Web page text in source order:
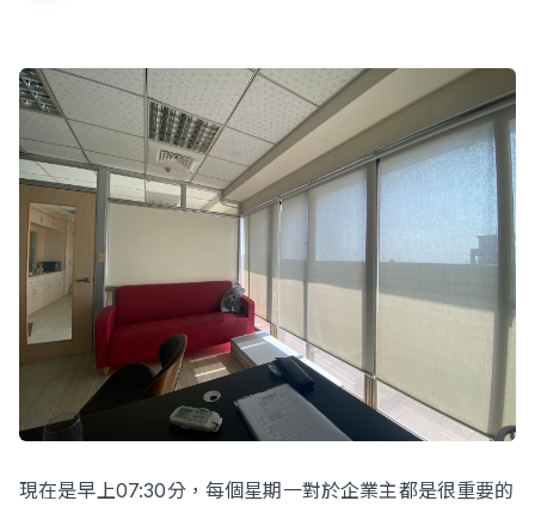
執行報告 / 策略解析
數位成長與技術專欄
立即諮詢
現在是早上07:30分，每個星期一對於企業主都是很重要的